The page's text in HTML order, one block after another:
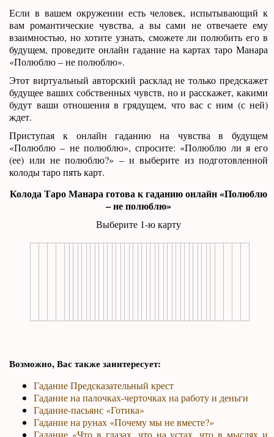
Если в вашем окружении есть человек, испытывающий к
вам романтические чувства, а вы сами не отвечаете ему
взаимностью, но хотите узнать, сможете ли полюбить его в
будущем, проведите онлайн гадание на картах таро Манара
«Полюблю – не полюблю».
Этот виртуальный авторский расклад не только предскажет
будущее ваших собственных чувств, но и расскажет, какими
будут ваши отношения в грядущем, что вас с ним (с ней)
ждет.
Приступая к онлайн гаданию на чувства в будущем
«Полюблю – не полюблю», спросите: «Полюблю ли я его
(ее) или не полюблю?» – и выберите из подготовленной
колоды таро пять карт.
Колода Таро Манара готова к гаданию онлайн «Полюблю
– не полюблю»
Выберите 1-ю карту
Возможно, Вас также заинтересует:
Гадание Предсказательный крест
Гадание на палочках-черточках на работу и деньги
Гадание-пасьянс «Готика»
Гадание на рунах «Почему мы не вместе?»
Гадание «Что в глазах, что на устах, что в мыслях и